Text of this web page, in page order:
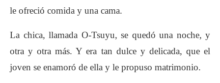
le ofreció comida y una cama.
La chica, llamada O-Tsuyu, se quedó una noche, y
otra y otra más. Y era tan dulce y delicada, que el
joven se enamoró de ella y le propuso matrimonio.